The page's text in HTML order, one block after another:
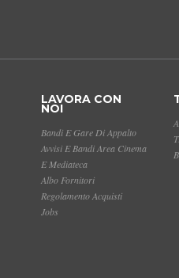
LAVORA CON
NOI
Bandi E Gare Di Appalto
Avvisi E Bandi Area Cinema
E Mediateca
Albo Fornitori
Regolamento Acquisti
Jobs